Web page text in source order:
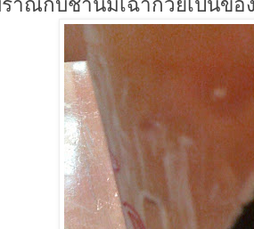
าณกับชานมเฉาก๋วยเปนขอ